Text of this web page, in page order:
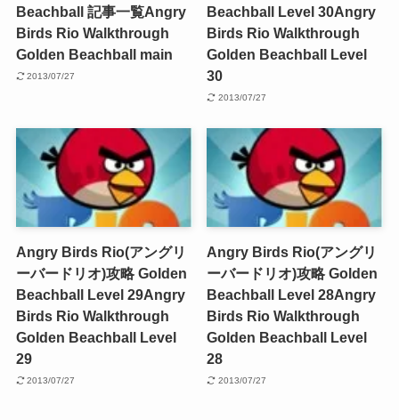
Beachball 記事一覧Angry
Birds Rio Walkthrough
Golden Beachball main
2013/07/27
Beachball Level 30Angry
Birds Rio Walkthrough
Golden Beachball Level
30
2013/07/27
Angry Birds Rio(アングリ
ーバードリオ)攻略 Golden
Beachball Level 29Angry
Birds Rio Walkthrough
Golden Beachball Level
29
2013/07/27
Angry Birds Rio(アングリ
ーバードリオ)攻略 Golden
Beachball Level 28Angry
Birds Rio Walkthrough
Golden Beachball Level
28
2013/07/27